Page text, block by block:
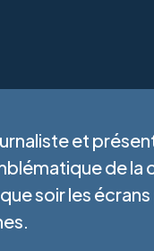
et
de
soir les